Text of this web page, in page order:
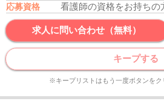
応募資格 看護師の資格をお持ちの
求人に問い合わせ（無料）
キープする
※キープリストはもう一度ボタンをク